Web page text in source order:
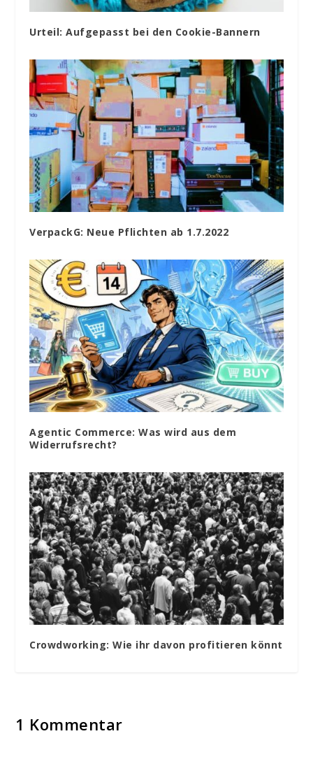
Urteil: Aufgepasst bei den Cookie-Bannern
VerpackG: Neue Pflichten ab 1.7.2022
Agentic Commerce: Was wird aus dem
Widerrufsrecht?
Crowdworking: Wie ihr davon profitieren könnt
1 Kommentar